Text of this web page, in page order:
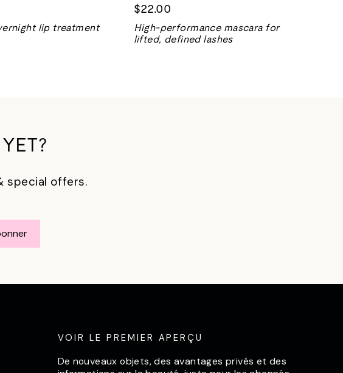
lip treatment
$22.00
High-performance mascara for
lifted, defined lashes
special offers.
VOIR LE PREMIER APERÇU
De nouveaux objets, des avantages privés et des